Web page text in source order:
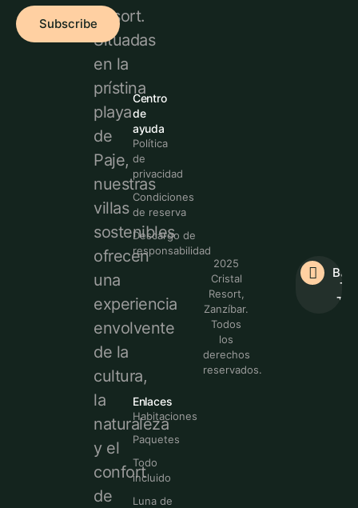
SubscribeResort.
Situadas
en la
prístina
playa
de
Paje,
nuestras
villas
sostenibles
ofrecen
una
experiencia
envolvente
de la
cultura,
la
naturaleza
y el
confort
de
Centro
de
ayuda
Política
de
privacidad
Condiciones
de reserva
Descargo de
responsabilidad
Enlaces
Habitaciones
Paquetes
Todo
incluido
Luna de
2025
Cristal
Resort,
Zanzíbar.
Todos
los
derechos
reservados.
To
Top